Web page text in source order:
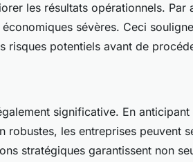
les résultats opérationnels. Par
sévères. Ceci souligne
risques potentiels avant de
significative. En anticipant
robustes, les entreprises peuvent
stratégiques garantissent non